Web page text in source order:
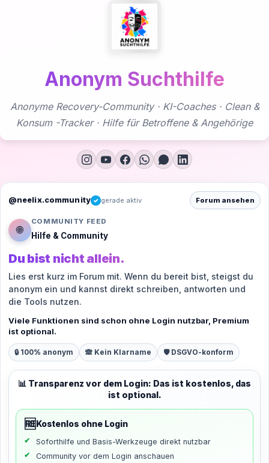
Anonym Suchthilfe
Anonyme Recovery-Community · KI-Coaches · Clean &
Konsum -Tracker · Hilfe für Betroffene & Angehörige
@neelix.community ✓ gerade aktiv Forum ansehen
🌐
COMMUNITY FEED
Hilfe & Community
Du bist nicht allein.
Lies erst kurz im Forum mit. Wenn du bereit bist, steigst du
anonym ein und kannst direkt schreiben, antworten und
die Tools nutzen.
Viele Funktionen sind schon ohne Login nutzbar, Premium
ist optional.
🔒 100% anonym 🙈 Kein Klarname 🛡️ DSGVO-konform
📊 Transparenz vor dem Login: Das ist kostenlos, das
ist optional.
🆓 Kostenlos ohne Login
Soforthilfe und Basis-Werkzeuge direkt nutzbar
Community vor dem Login anschauen